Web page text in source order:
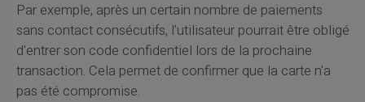
Par exemple, après un certain nombre de paiements
sans contact consécutifs, l'utilisateur pourrait être obligé
d'entrer son code confidentiel lors de la prochaine
transaction. Cela permet de confirmer que la carte n'a
pas été compromise.